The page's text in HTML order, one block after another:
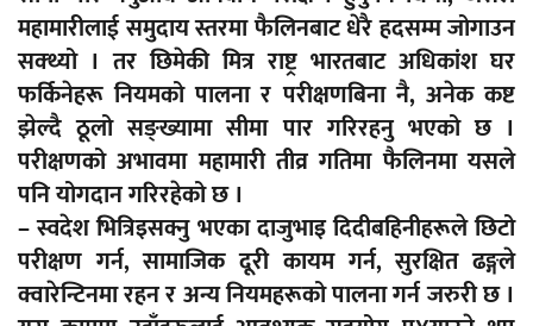
महामारीलाई समुदाय स्तरमा फैलिनबाट धेरै हदसम्म जोगाउन
सक्थ्यो । तर छिमेकी मित्र राष्ट्र भारतबाट अधिकांश घर
फर्किनेहरू नियमको पालना र परीक्षणबिना नै, अनेक कष्ट
झेल्दै ठूलो सङ्ख्यामा सीमा पार गरिरहनु भएको छ ।
परीक्षणको अभावमा महामारी तीव्र गतिमा फैलिनमा यसले
पनि योगदान गरिरहेको छ ।
– स्वदेश भित्रिइसक्नु भएका दाजुभाइ दिदीबहिनीहरूले छिटो
परीक्षण गर्न, सामाजिक दूरी कायम गर्न, सुरक्षित ढङ्गले
क्वारेन्टिनमा रहन र अन्य नियमहरूको पालना गर्न जरुरी छ ।